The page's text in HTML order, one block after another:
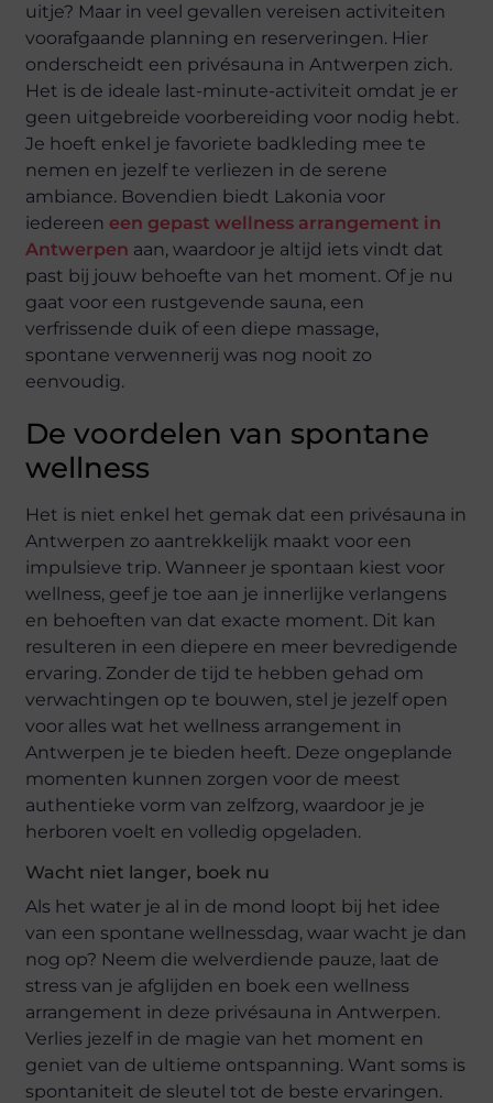
uitje? Maar in veel gevallen vereisen activiteiten
voorafgaande planning en reserveringen. Hier
onderscheidt een privésauna in Antwerpen zich.
Het is de ideale last-minute-activiteit omdat je er
geen uitgebreide voorbereiding voor nodig hebt.
Je hoeft enkel je favoriete badkleding mee te
nemen en jezelf te verliezen in de serene
ambiance. Bovendien biedt Lakonia voor
iedereen een gepast wellness arrangement in
Antwerpen aan, waardoor je altijd iets vindt dat
past bij jouw behoefte van het moment. Of je nu
gaat voor een rustgevende sauna, een
verfrissende duik of een diepe massage,
spontane verwennerij was nog nooit zo
eenvoudig.
De voordelen van spontane
wellness
Het is niet enkel het gemak dat een privésauna in
Antwerpen zo aantrekkelijk maakt voor een
impulsieve trip. Wanneer je spontaan kiest voor
wellness, geef je toe aan je innerlijke verlangens
en behoeften van dat exacte moment. Dit kan
resulteren in een diepere en meer bevredigende
ervaring. Zonder de tijd te hebben gehad om
verwachtingen op te bouwen, stel je jezelf open
voor alles wat het wellness arrangement in
Antwerpen je te bieden heeft. Deze ongeplande
momenten kunnen zorgen voor de meest
authentieke vorm van zelfzorg, waardoor je je
herboren voelt en volledig opgeladen.
Wacht niet langer, boek nu
Als het water je al in de mond loopt bij het idee
van een spontane wellnessdag, waar wacht je dan
nog op? Neem die welverdiende pauze, laat de
stress van je afglijden en boek een wellness
arrangement in deze privésauna in Antwerpen.
Verlies jezelf in de magie van het moment en
geniet van de ultieme ontspanning. Want soms is
spontaniteit de sleutel tot de beste ervaringen.